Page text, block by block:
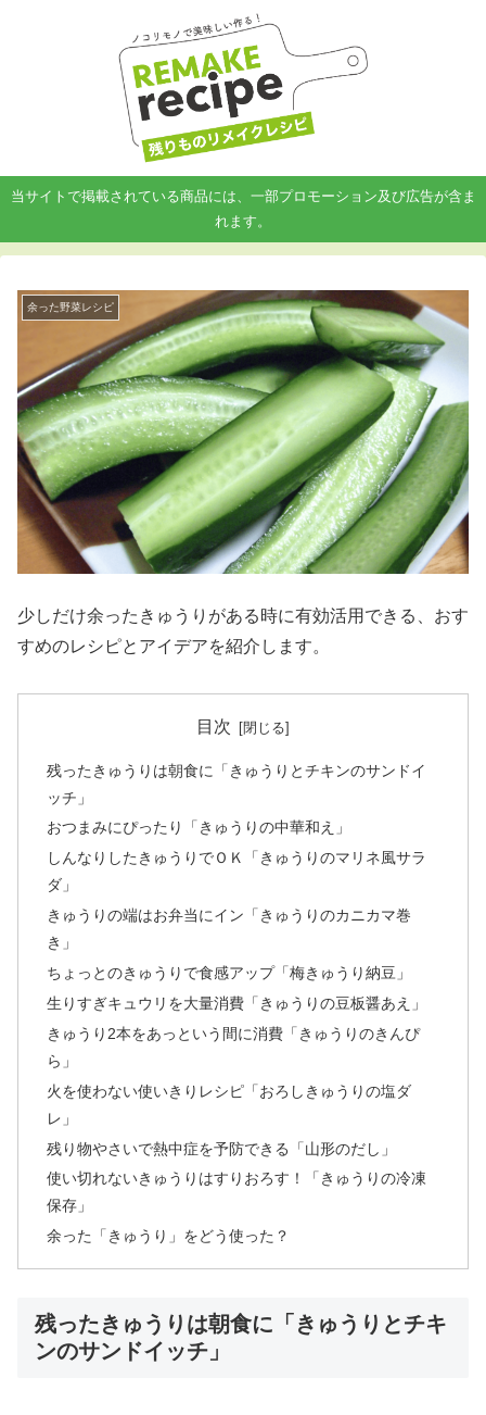
当サイトで掲載されている商品には、一部プロモーション及び広告が含ま
れます。
余った野菜レシピ
少しだけ余ったきゅうりがある時に有効活用できる、おす
すめのレシピとアイデアを紹介します。
目次
残ったきゅうりは朝食に「きゅうりとチキンのサンドイ
ッチ」
おつまみにぴったり「きゅうりの中華和え」
しんなりしたきゅうりでＯＫ「きゅうりのマリネ風サラ
ダ」
きゅうりの端はお弁当にイン「きゅうりのカニカマ巻
き」
ちょっとのきゅうりで食感アップ「梅きゅうり納豆」
生りすぎキュウリを大量消費「きゅうりの豆板醤あえ」
きゅうり2本をあっという間に消費「きゅうりのきんぴ
ら」
火を使わない使いきりレシピ「おろしきゅうりの塩ダ
レ」
残り物やさいで熱中症を予防できる「山形のだし」
使い切れないきゅうりはすりおろす！「きゅうりの冷凍
保存」
余った「きゅうり」をどう使った？
残ったきゅうりは朝食に「きゅうりとチキ
ンのサンドイッチ」